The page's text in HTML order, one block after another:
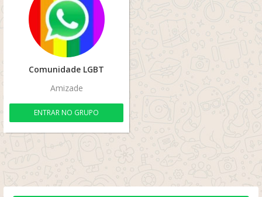
Comunidade LGBT
Amizade
ENTRAR NO GRUPO